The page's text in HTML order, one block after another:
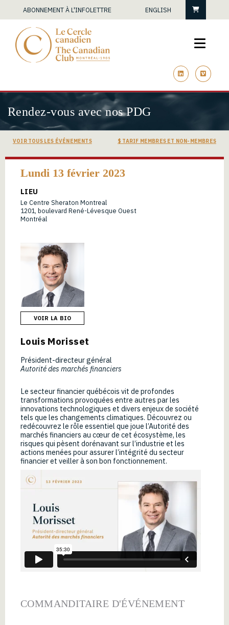
ABONNEMENT À L'INFOLETTRE ENGLISH
linkedin vimeo
Rendez-vous avec nos PDG
VOIR TOUS LES ÉVÉNEMENTS $ TARIF MEMBRES ET NON-MEMBRES
Lundi 13 février 2023
LIEU
Le Centre Sheraton Montreal
1201, boulevard René-Lévesque Ouest
Montréal
VOIR LA BIO
Louis Morisset
Président-directeur général
Autorité des marchés financiers
Le secteur financier québécois vit de profondes
transformations provoquées entre autres par les
innovations technologiques et divers enjeux de société
tels que les changements climatiques. Découvrez ou
redécouvrez le rôle essentiel que joue l’Autorité des
marchés financiers au cœur de cet écosystème, les
risques qui pèsent dorénavant sur l’industrie et les
actions menées pour assurer l’intégrité du secteur
financier et veiller à son bon fonctionnement.
COMMANDITAIRE D'ÉVÉNEMENT